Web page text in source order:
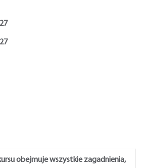
obejmuje wszystkie zagadnienia,